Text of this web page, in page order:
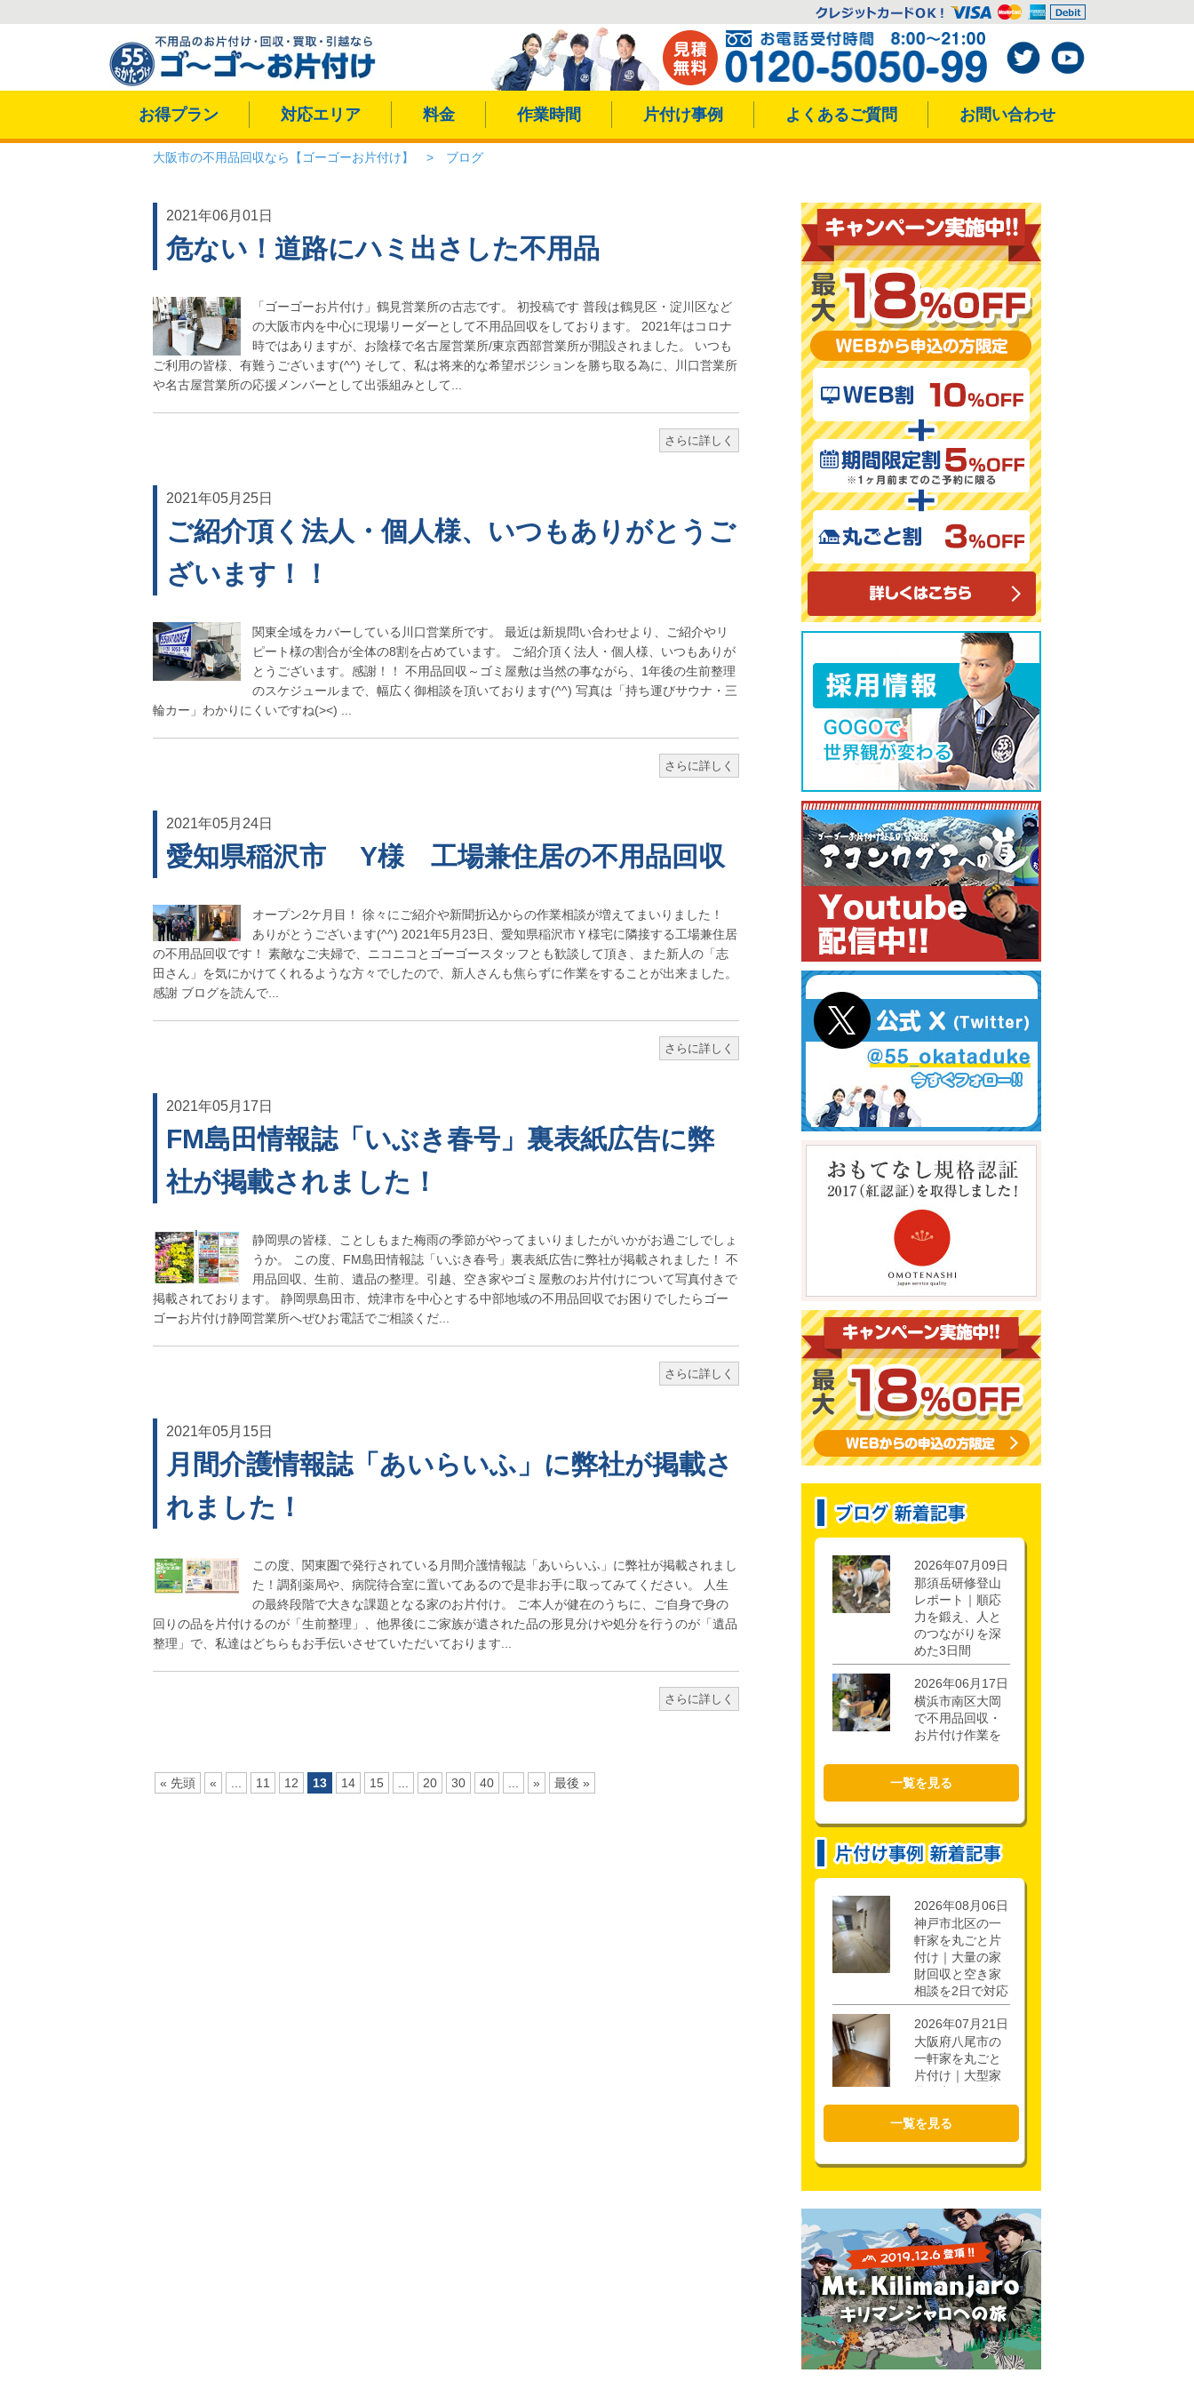
お得プラン 対応エリア 料金 作業時間 片付け事例 よくあるご質問 お問い合わせ
大阪市の不用品回収なら【ゴーゴーお片付け】 > ブログ
2021年06月01日
危ない！道路にハミ出さした不用品
「ゴーゴーお片付け」鶴見営業所の古志です。 初投稿です 普段は鶴見区・淀川区など
の大阪市内を中心に現場リーダーとして不用品回収をしております。 2021年はコロナ
時ではありますが、お陰様で名古屋営業所/東京西部営業所が開設されました。 いつも
ご利用の皆様、有難うございます(^^) そして、私は将来的な希望ポジションを勝ち取る為に、川口営業所
や名古屋営業所の応援メンバーとして出張組みとして...
さらに詳しく
2021年05月25日
ご紹介頂く法人・個人様、いつもありがとうご
ざいます！！
関東全域をカバーしている川口営業所です。 最近は新規問い合わせより、ご紹介やリ
ピート様の割合が全体の8割を占めています。 ご紹介頂く法人・個人様、いつもありが
とうございます。感謝！！ 不用品回収～ゴミ屋敷は当然の事ながら、1年後の生前整理
のスケジュールまで、幅広く御相談を頂いております(^^) 写真は「持ち運びサウナ・三
輪カー」わかりにくいですね(><) ...
さらに詳しく
2021年05月24日
愛知県稲沢市 Y様 工場兼住居の不用品回収
オープン2ケ月目！ 徐々にご紹介や新聞折込からの作業相談が増えてまいりました！
ありがとうございます(^^) 2021年5月23日、愛知県稲沢市Ｙ様宅に隣接する工場兼住居
の不用品回収です！ 素敵なご夫婦で、ニコニコとゴーゴースタッフとも歓談して頂き、また新人の「志
田さん」を気にかけてくれるような方々でしたので、新人さんも焦らずに作業をすることが出来ました。
感謝 ブログを読んで...
さらに詳しく
2021年05月17日
FM島田情報誌「いぶき春号」裏表紙広告に弊
社が掲載されました！
静岡県の皆様、ことしもまた梅雨の季節がやってまいりましたがいかがお過ごしでしょ
うか。 この度、FM島田情報誌「いぶき春号」裏表紙広告に弊社が掲載されました！ 不
用品回収、生前、遺品の整理。引越、空き家やゴミ屋敷のお片付けについて写真付きで
掲載されております。 静岡県島田市、焼津市を中心とする中部地域の不用品回収でお困りでしたらゴー
ゴーお片付け静岡営業所へぜひお電話でご相談くだ...
さらに詳しく
2021年05月15日
月間介護情報誌「あいらいふ」に弊社が掲載さ
れました！
この度、関東圏で発行されている月間介護情報誌「あいらいふ」に弊社が掲載されまし
た！調剤薬局や、病院待合室に置いてあるので是非お手に取ってみてください。 人生
の最終段階で大きな課題となる家のお片付け。 ご本人が健在のうちに、ご自身で身の
回りの品を片付けるのが「生前整理」、他界後にご家族が遺された品の形見分けや処分を行うのが「遺品
整理」で、私達はどちらもお手伝いさせていただいております...
さらに詳しく
« 先頭 « 11 12 13 14 15 20 30 40 » 最後 »
2026年07月09日
那須岳研修登山
レポート｜順応
力を鍛え、人と
のつながりを深
めた3日間
2026年06月17日
横浜市南区大岡
で不用品回収・
お片付け作業を
2026年02月21日
CSR活動報告 枚
ププロジェクト
一覧を見る
2026年08月06日
神戸市北区の一
軒家を丸ごと片
付け｜大量の家
財回収と空き家
相談を2日で対応
2026年07月21日
大阪府八尾市の
一軒家を丸ごと
片付け｜大型家
で回収
2026年07月17日
軒家3階・ロフト
の片付けを1時間
半で対応
一覧を見る